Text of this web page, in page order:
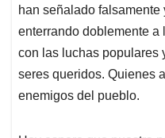
han señalado
enterrando doblemente a
con las luchas populares
seres queridos. Quienes
enemigos del pueblo.